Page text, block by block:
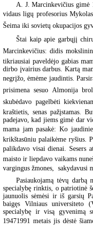
A. J. Marcinkevičius gimė
vidaus ligų profesorius
Šeima iki sovietų okupacijos
Štai kaip apie garbųjį
Marcinkevičius: didis
tikriausiai paveldėjo gabias
dirbo įvairius darbus. Kartą
negrįžo, ėmėme jaudintis.
prisimena sesuo Almonija
skubėdavo pagelbėti
kraštietis, senas pažįstamas.
padejavo, kad jiems gimė dar
mama jam pasakė: Ko
krikštasūniu palaikėme ryšius.
palikdavo visai dienai.
maisto ir liepdavo vaikams
vargingus žmones,  sakydavusi
Pasiaukojamą tėvų
specialybę rinktis, o patriotinė
jaunuolis sėmėsi ir iš garsių
baigęs Vilniaus universiteto
specialybę ir visą gyvenimą
19471991 metais jis dėstė